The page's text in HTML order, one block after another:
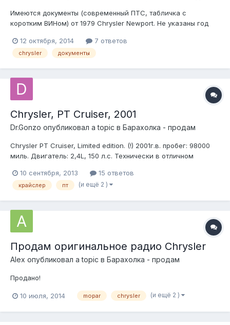
Имеются документы (современный ПТС, табличка с
коротким ВИНом) от 1979 Chrysler Newport. Не указаны год
двигателя и акпп. Фото всего по запросу. Писать лучше на
почту igorstar@e1.ru
12 октября, 2014 7 ответов
chrysler документы
Chrysler, PT Cruiser, 2001
Dr.Gonzo опубликовал a topic в Барахолка - продам
Chrysler PT Cruiser, Limited edition. (!) 2001г.в. пробег: 98000
миль. Двигатель: 2,4L, 150 л.с. Технически в отличном
270'000 руб. Тел: +7-909-44О-72-27, Александр (Ростов-на-
Дону). Об авто: Машина в хорошем техническом состояни...
10 сентября, 2013 15 ответов
крайслер пт (и ещё 2 )
Продам оригинальное радио Chrysler
Alеx опубликовал a topic в Барахолка - продам
Продано!
10 июля, 2014 mopar chrysler (и ещё 2 )